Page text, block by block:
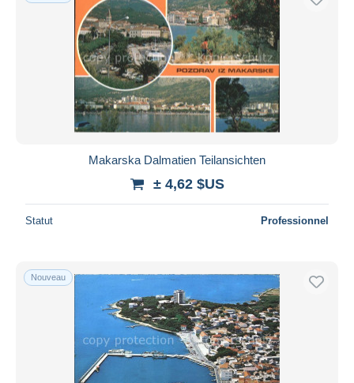
Makarska Dalmatien Teilansichten
± 4,62 $US
Statut Professionnel
Nouveau